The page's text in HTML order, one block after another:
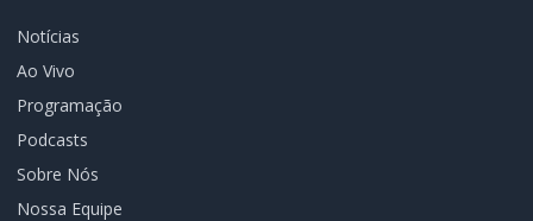
Notícias
Ao Vivo
Programação
Podcasts
Sobre Nós
Nossa Equipe